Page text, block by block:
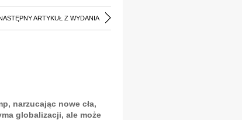
ARTYKUŁ Z WYDANIA
narzucając nowe cła,
globalizacji, ale może